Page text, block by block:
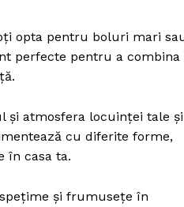
opta pentru boluri mari
perfecte pentru a combina
și atmosfera locuinței tale și
cu diferite forme,
în casa ta.
și frumusețe în